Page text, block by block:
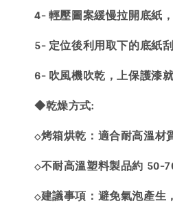
4- 輕壓圖案緩慢拉開底紙
5- 定位後利用取下的底紙
6- 吹風機吹乾，上保護漆就
◆乾燥方式:
◇烤箱烘乾：適合耐高溫
◇不耐高溫塑料製品約 50-
◇建議事項：避免氣泡產生